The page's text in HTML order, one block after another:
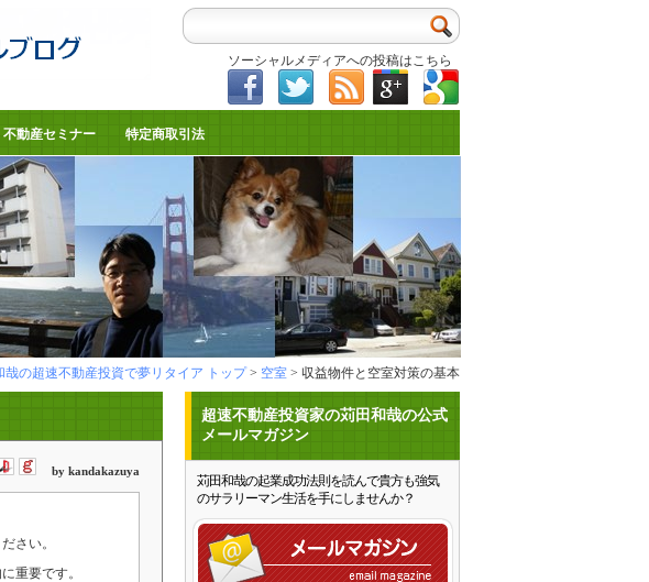
ソーシャルメディアへの投稿はこちら
不動産セミナー 特定商取引法
哉の超速不動産投資で夢リタイア トップ> 空室 > 収益物件と空室対策の基本
by kandakazuya
さい。
重要です。
超速不動産投資家の苅田和哉の公式
メールマガジン
苅田和哉の起業成功法則を読んで貴方も強気
のサラリーマン生活を手にしませんか？